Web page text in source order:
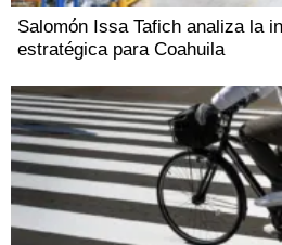
Salomón Issa Tafich analiza la
estratégica para Coahuila